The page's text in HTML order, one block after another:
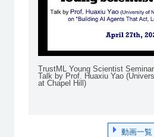
TrustML Young Scientist
Talk by Prof. Huaxiu Yao
at Chapel Hill)
動画一覧